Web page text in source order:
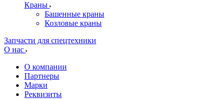
Краны
Башенные краны
Козловые краны
Запчасти для спецтехники
О нас
О компании
Партнеры
Марки
Реквизиты